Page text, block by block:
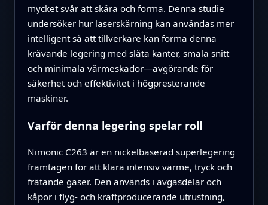
mycket svår att skära och forma. Denna studie
undersöker hur laserskärning kan användas mer
intelligent så att tillverkare kan forma denna
krävande legering med släta kanter, smala snitt
och minimala värmeskador—avgörande för
säkerhet och effektivitet i högpresterande
maskiner.
Varför denna legering spelar roll
Nimonic C263 är en nickelbaserad superlegering
framtagen för att klara intensiv värme, tryck och
frätande gaser. Den används i avgasdelar och
kåpor i flyg- och kraftproducerande utrustning,